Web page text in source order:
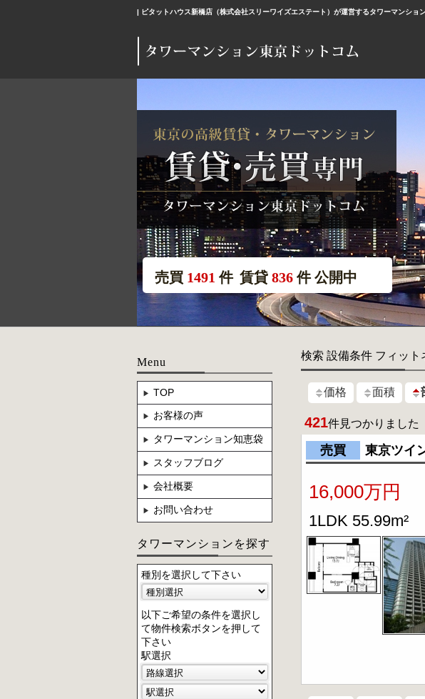
| ピタットハウス新橋店（株式会社スリーワイズエステート）が運営するタワーマンショ
売買 1491 件 賃貸 836 件公開中
検索 設備条件 フィット
価格 面積
421件見つかりました
売買 東京ツイ
16,000万円
1LDK 55.99m²
Menu
TOP
お客様の声
タワーマンション知恵袋
スタッフブログ
会社概要
お問い合わせ
タワーマンションを探す
種別を選択して下さい
以下ご希望の条件を選択し
て物件検索ボタンを押して
下さい
駅選択